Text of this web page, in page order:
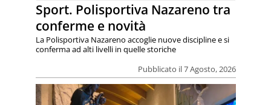
Sport. Polisportiva Nazareno tra
conferme e novità
Pubblicato il 7 Agosto, 2026
La Polisportiva Nazareno accoglie nuove discipline e si
conferma ad alti livelli in quelle storiche